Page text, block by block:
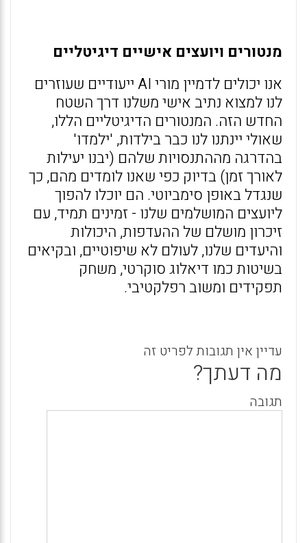
מנטורים ויועצים אישיים דיגיטליים
אנו יכולים לדמיין מורי AI ייעודיים שעוזרים
לנו למצוא נתיב אישי משלנו דרך השטח
החדש הזה. המנטורים הדיגיטליים הללו,
שאולי יינתנו לנו כבר בילדות, 'ילמדו'
בהדרגה מההתנסויות שלהם (יבנו יעילות
לאורך זמן) בדיוק כפי שאנו לומדים מהם, כך
שנגדל באופן סימביוטי. הם יוכלו להפוך
ליועצים המושלמים שלנו - זמינים תמיד, עם
זיכרון מושלם של ההעדפות, היכולות
והיעדים שלנו, לעולם לא שיפוטיים, ובקיאים
בשיטות כמו דיאלוג סוקרטי, משחק
תפקידים ומשוב רפלקטיבי.
עדיין אין תגובות לפריט זה
מה דעתך?
תגובה